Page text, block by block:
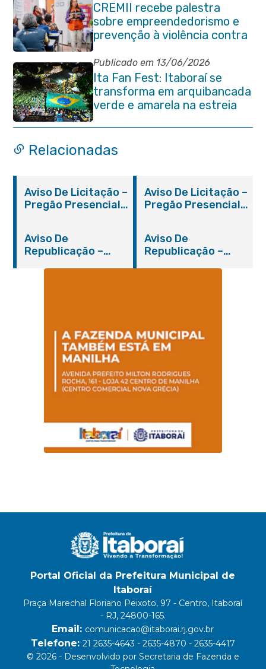
CREMII recebe palestra
sobre empreendedorismo e
prevenção à violência contra
a pessoa idosa
Publicado em 13/06/2026
Ita Fan Fest: Itaboraí se
transforma em arquibancada
verde e amarela na estreia
do Brasil na Copa do Mundo
Relacionadas
Aviso De Licitação –
Pregão Presencial
Aviso De Licitação –
Pregão Presencial
Aviso De
Republicação –
Aviso De
Republicação –
Portal Oficial da Prefeitura Municipal de
Itaboraí
Praça Marechal Floriano Peixoto, 97 - Centro, Itaboraí
- RJ, 24800-165.
Email: comunicacao@itaborai.rj.gov.br
Telefone: 21 2635-4643 - 2635-4870 - 2635-4417
© 2026 - Desenvolvido por Secretaria de Fazenda e